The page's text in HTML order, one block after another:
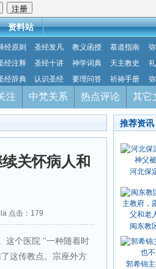
资料站
经原则 圣经发凡 教义函授 慕道指南
经注释 圣经十讲 神学词典 天主教史
经辞典 认识圣经 要理问答 祈祷手册
注 中梵关系 热点评论 其它
关怀病人和
点击： 179
这个医院 "一种随着时
这传教点。宗座外方
推荐资讯
河北保
闽东教
郭希锦